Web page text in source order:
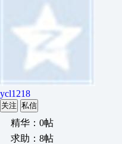
ycl1218
关注 私信
精华：0帖
求助：8帖